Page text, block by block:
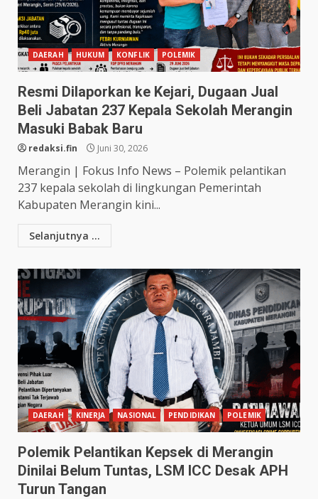
DAERAH HUKUM KONFLIK POLEMIK
Resmi Dilaporkan ke Kejari, Dugaan Jual
Beli Jabatan 237 Kepala Sekolah Merangin
Masuki Babak Baru
redaksi.fin Juni 30, 2026
Merangin | Fokus Info News – Polemik pelantikan
237 kepala sekolah di lingkungan Pemerintah
Kabupaten Merangin kini...
Selanjutnya ...
DAERAH KINERJA NASIONAL PENDIDIKAN POLEMIK
Polemik Pelantikan Kepsek di Merangin
Dinilai Belum Tuntas, LSM ICC Desak APH
Turun Tangan